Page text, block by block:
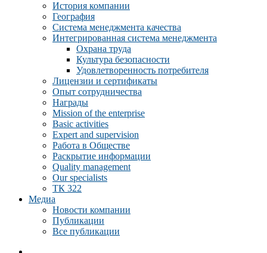
История компании
География
Система менеджмента качества
Интегрированная система менеджмента
Охрана труда
Культура безопасности
Удовлетворенность потребителя
Лицензии и сертификаты
Опыт сотрудничества
Награды
Mission of the enterprise
Basic activities
Expert and supervision
Работа в Обществе
Раскрытие информации
Quality management
Our specialists
ТК 322
Медиа
Новости компании
Публикации
Все публикации